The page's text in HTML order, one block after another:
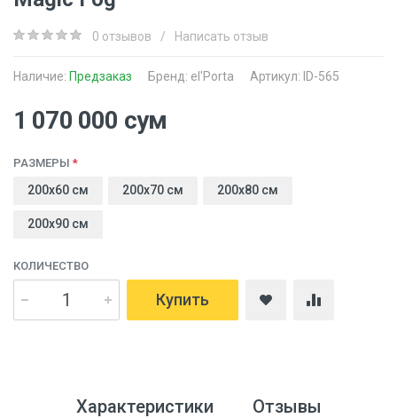
0 отзывов / Написать отзыв
Наличие: Предзаказ Бренд: el'Porta Артикул: ID-565
1 070 000 сум
РАЗМЕРЫ
200x60 cм 200x70 cм 200x80 cм
200x90 cм
КОЛИЧЕСТВО
Купить
Характеристики Отзывы